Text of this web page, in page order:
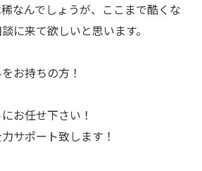
なんでしょうが、ここまで酷くな
に来て欲しいと思います。
お持ちの方！
お任せ下さい！
サポート致します！